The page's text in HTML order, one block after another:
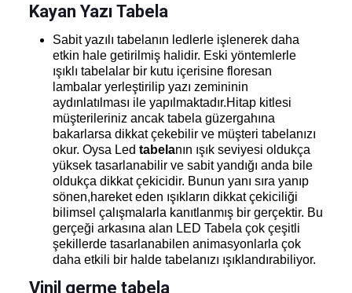
Kayan Yazı Tabela
Sabit yazılı tabelanın ledlerle işlenerek daha
etkin hale getirilmiş halidir. Eski yöntemlerle
ışıklı tabelalar bir kutu içerisine floresan
lambalar yerleştirilip yazı zemininin
aydınlatılması ile yapılmaktadır.Hitap kitlesi
müşterileriniz ancak tabela güzergahına
bakarlarsa dikkat çekebilir ve müşteri tabelanızı
okur. Oysa Led tabelanın ışık seviyesi oldukça
yüksek tasarlanabilir ve sabit yandığı anda bile
oldukça dikkat çekicidir. Bunun yanı sıra yanıp
sönen,hareket eden ışıkların dikkat çekiciliği
bilimsel çalışmalarla kanıtlanmış bir gerçektir. Bu
gerçeği arkasına alan LED Tabela çok çeşitli
şekillerde tasarlanabilen animasyonlarla çok
daha etkili bir halde tabelanızı ışıklandırabiliyor.
Vinil germe tabela